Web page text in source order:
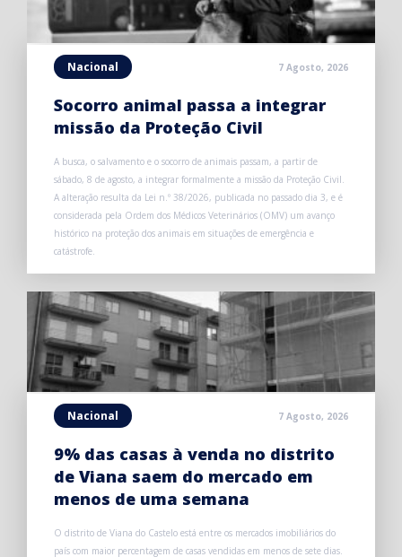
Nacional 7 Agosto, 2026
Socorro animal passa a integrar
missão da Proteção Civil
A busca, o salvamento e o socorro de animais passam, a partir de
sábado, 8 de agosto, a integrar formalmente a missão da Proteção Civil.
A alteração resulta da Lei n.º 38/2026, publicada no passado dia 3, e é
considerada pela Ordem dos Médicos Veterinários (OMV) um avanço
histórico na proteção dos animais em situações de emergência e
catástrofe.
Nacional 7 Agosto, 2026
9% das casas à venda no distrito
de Viana saem do mercado em
menos de uma semana
O distrito de Viana do Castelo está entre os mercados imobiliários do
país com maior percentagem de casas vendidas em menos de sete dias.